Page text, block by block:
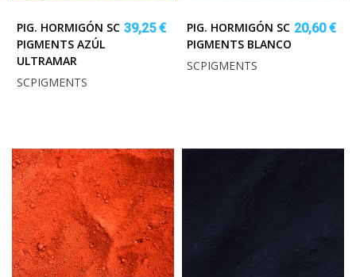
PIG. HORMIGÓN SC
PIGMENTS AZÚL
ULTRAMAR
39,25 €
SCPIGMENTS
PIG. HORMIGÓN SC
PIGMENTS BLANCO
20,60 €
SCPIGMENTS